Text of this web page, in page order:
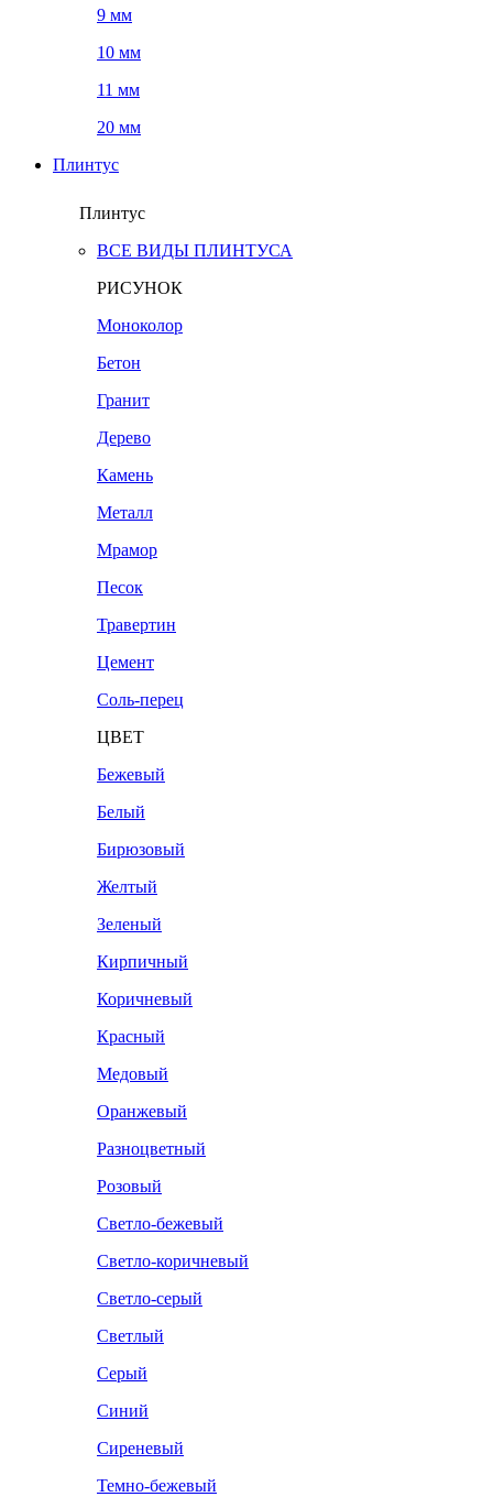
9 мм
10 мм
11 мм
20 мм
Плинтус
Плинтус
ВСЕ ВИДЫ ПЛИНТУСА
РИСУНОК
Моноколор
Бетон
Гранит
Дерево
Камень
Металл
Мрамор
Песок
Травертин
Цемент
Соль-перец
ЦВЕТ
Бежевый
Белый
Бирюзовый
Желтый
Зеленый
Кирпичный
Коричневый
Красный
Медовый
Оранжевый
Разноцветный
Розовый
Светло-бежевый
Светло-коричневый
Светло-серый
Светлый
Серый
Синий
Сиреневый
Темно-бежевый